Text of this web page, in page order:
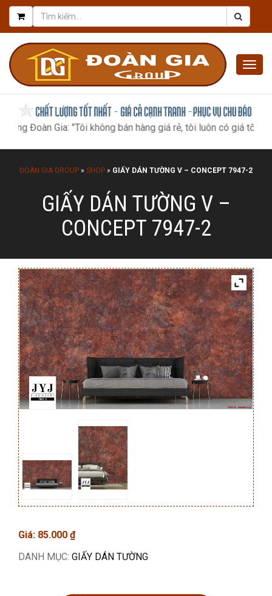
Gia: "Tôi không bán hàng giá rẻ, tôi luôn có giá tốt nhất,
ĐOÀN GIA GROUP » SHOP » GIẤY DÁN TƯỜNG V – CONCEPT 7947-2
GIẤY DÁN TƯỜNG V –
CONCEPT 7947-2
Giá: 85.000 ₫
DANH MỤC: GIẤY DÁN TƯỜNG